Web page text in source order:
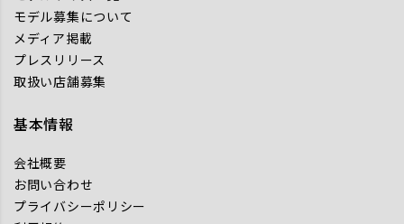
モデル募集について
メディア掲載
プレスリリース
取扱い店舗募集
基本情報
会社概要
お問い合わせ
プライバシーポリシー